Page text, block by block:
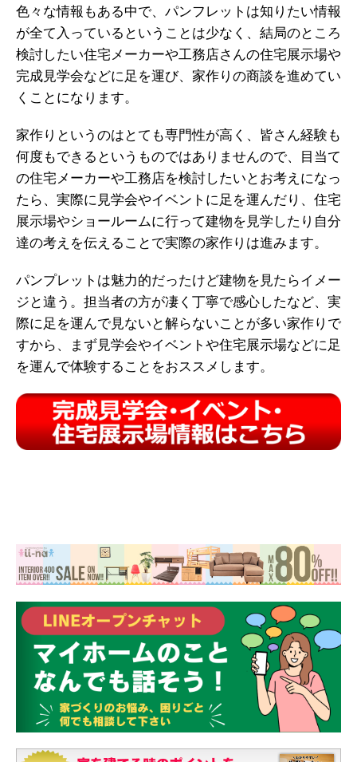
色々な情報もある中で、パンフレットは知りたい情報
が全て入っているということは少なく、結局のところ
検討したい住宅メーカーや工務店さんの住宅展示場や
完成見学会などに足を運び、家作りの商談を進めてい
くことになります。
家作りというのはとても専門性が高く、皆さん経験も
何度もできるというものではありませんので、目当て
の住宅メーカーや工務店を検討したいとお考えになっ
たら、実際に見学会やイベントに足を運んだり、住宅
展示場やショールームに行って建物を見学したり自分
達の考えを伝えることで実際の家作りは進みます。
パンプレットは魅力的だったけど建物を見たらイメー
ジと違う。担当者の方が凄く丁寧で感心したなど、実
際に足を運んで見ないと解らないことが多い家作りで
すから、まず見学会やイベントや住宅展示場などに足
を運んで体験することをおススメします。